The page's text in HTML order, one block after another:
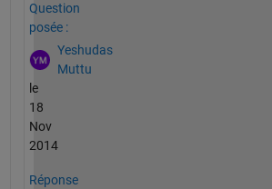
Question
posée :
Yeshudas
Muttu
le
18
Nov
2014
Réponse